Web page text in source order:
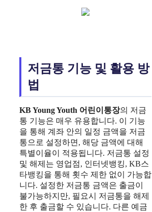
저금통 기능 및 활용 방
법
KB Young Youth 어린이통장의 저금
통 기능은 매우 유용합니다. 이 기능
을 통해 계좌 안의 일정 금액을 저금
통으로 설정하면, 해당 금액에 대해
특별이율이 적용됩니다. 저금통 설정
및 해제는 영업점, 인터넷뱅킹, KB스
타뱅킹을 통해 횟수 제한 없이 가능합
니다. 설정한 저금통 금액은 출금이
불가능하지만, 필요시 저금통을 해제
한 후 출금할 수 있습니다. 다른 예금